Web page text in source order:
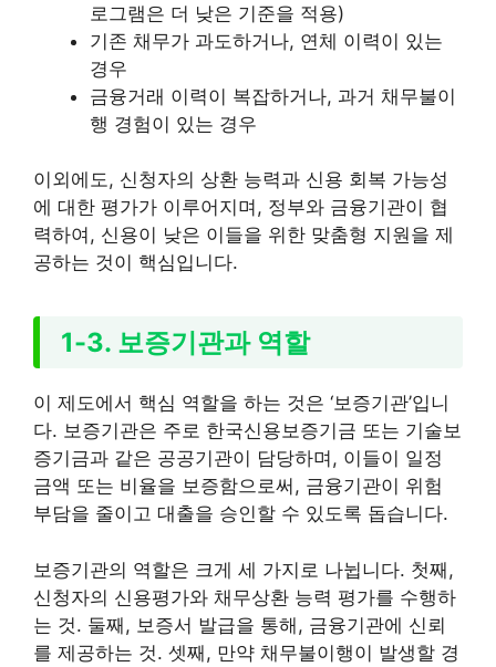
로그램은 더 낮은 기준을 적용)
기존 채무가 과도하거나, 연체 이력이 있는
경우
금융거래 이력이 복잡하거나, 과거 채무불이
행 경험이 있는 경우
이외에도, 신청자의 상환 능력과 신용 회복 가능성
에 대한 평가가 이루어지며, 정부와 금융기관이 협
력하여, 신용이 낮은 이들을 위한 맞춤형 지원을 제
공하는 것이 핵심입니다.
1-3. 보증기관과 역할
이 제도에서 핵심 역할을 하는 것은 ‘보증기관’입니
다. 보증기관은 주로 한국신용보증기금 또는 기술보
증기금과 같은 공공기관이 담당하며, 이들이 일정
금액 또는 비율을 보증함으로써, 금융기관이 위험
부담을 줄이고 대출을 승인할 수 있도록 돕습니다.
보증기관의 역할은 크게 세 가지로 나뉩니다. 첫째,
신청자의 신용평가와 채무상환 능력 평가를 수행하
는 것. 둘째, 보증서 발급을 통해, 금융기관에 신뢰
를 제공하는 것. 셋째, 만약 채무불이행이 발생할 경